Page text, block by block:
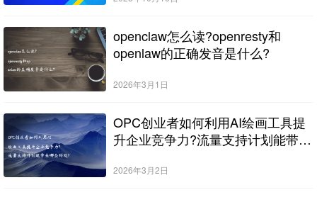
openclaw怎么读?openresty和
openlaw的正确发音是什么?
2026年3月1日
OPC创业者如何利用AI绘画工具提
升企业竞争力?流量支持计划能带来
2026年3月2日